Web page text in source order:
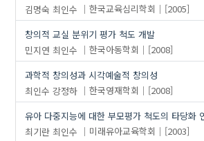
김명숙 최인수 한국교육심리학회
[2005]
창의적 교실 분위기 평가 척도 개발
민지연 최인수 한국아동학회
[2008]
과학적 창의성과 시각예술적 창의성
최인수 강정하 한국영재학회
[2008]
유아 다중지능에 대한 부모평가 척도의 타당화
최기란 최인수 미래유아교육학회
[2003]